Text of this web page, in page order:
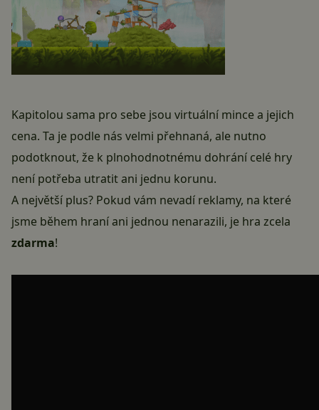
Kapitolou sama pro sebe jsou virtuální mince a jejich
cena. Ta je podle nás velmi přehnaná, ale nutno
podotknout, že k plnohodnotnému dohrání celé hry
není potřeba utratit ani jednu korunu.
A největší plus? Pokud vám nevadí reklamy, na které
jsme během hraní ani jednou nenarazili, je hra zcela
zdarma!